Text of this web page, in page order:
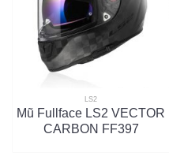
LS2
Mũ Fullface LS2 VECTOR
CARBON FF397